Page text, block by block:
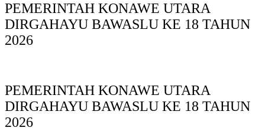
PEMERINTAH KONAWE UTARA
DIRGAHAYU BAWASLU KE 18 TAHUN
2026
PEMERINTAH KONAWE UTARA
DIRGAHAYU BAWASLU KE 18 TAHUN
2026